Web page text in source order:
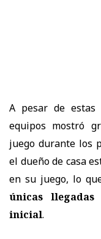
A pesar de estas
equipos mostró
juego durante los
el dueño de casa
en su juego, lo
únicas
inicial.